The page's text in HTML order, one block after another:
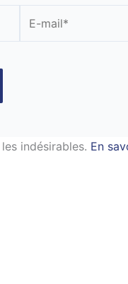
mail*
indésirables. En